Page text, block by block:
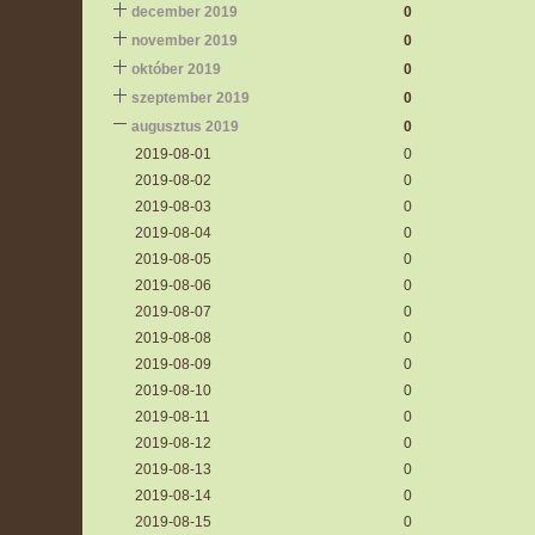
december 2019
0
november 2019
0
október 2019
0
szeptember 2019
0
augusztus 2019
0
2019-08-01
0
2019-08-02
0
2019-08-03
0
2019-08-04
0
2019-08-05
0
2019-08-06
0
2019-08-07
0
2019-08-08
0
2019-08-09
0
2019-08-10
0
2019-08-11
0
2019-08-12
0
2019-08-13
0
2019-08-14
0
2019-08-15
0